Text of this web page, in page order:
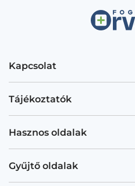
Kapcsolat
Tájékoztatók
Hasznos oldalak
Gyűjtő oldalak